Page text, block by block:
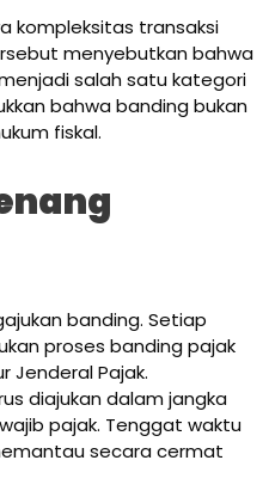
kompleksitas transaksi
menyebutkan bahwa
salah satu kategori
bahwa banding bukan
fiskal.
banding. Setiap
proses banding pajak
Jenderal Pajak.
diajukan dalam jangka
pajak. Tenggat waktu
secara cermat